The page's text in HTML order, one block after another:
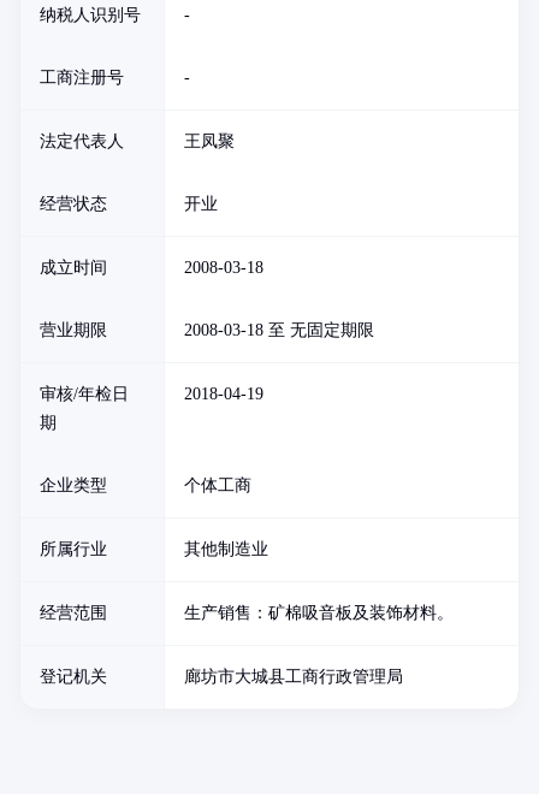
纳税人识别号 -
工商注册号 -
法定代表人 王凤聚
经营状态 开业
成立时间 2008-03-18
营业期限 2008-03-18 至 无固定期限
审核/年检日
期
2018-04-19
企业类型 个体工商
所属行业 其他制造业
经营范围 生产销售：矿棉吸音板及装饰材料。
登记机关 廊坊市大城县工商行政管理局